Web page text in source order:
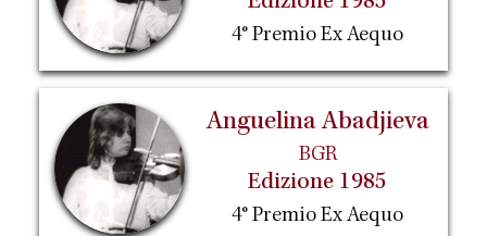
4° Premio Ex Aequo
Anguelina Abadjieva
BGR
Edizione 1985
4° Premio Ex Aequo